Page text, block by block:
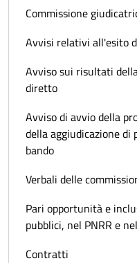
Commissione
Avvisi relativi all'esito
Avviso sui risultati
diretto
Avviso di avvio della
della aggiudicazione di
bando
Verbali delle
Pari opportunità e
pubblici, nel PNRR e
Contratti